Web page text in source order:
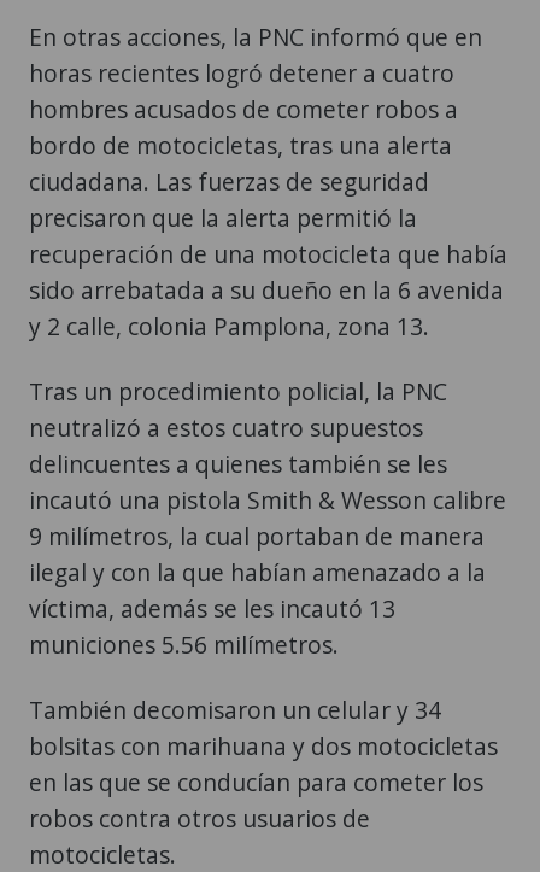
En otras acciones, la PNC informó que en
horas recientes logró detener a cuatro
hombres acusados de cometer robos a
bordo de motocicletas, tras una alerta
ciudadana. Las fuerzas de seguridad
precisaron que la alerta permitió la
recuperación de una motocicleta que había
sido arrebatada a su dueño en la 6 avenida
y 2 calle, colonia Pamplona, zona 13.
Tras un procedimiento policial, la PNC
neutralizó a estos cuatro supuestos
delincuentes a quienes también se les
incautó una pistola Smith & Wesson calibre
9 milímetros, la cual portaban de manera
ilegal y con la que habían amenazado a la
víctima, además se les incautó 13
municiones 5.56 milímetros.
También decomisaron un celular y 34
bolsitas con marihuana y dos motocicletas
en las que se conducían para cometer los
robos contra otros usuarios de
motocicletas.